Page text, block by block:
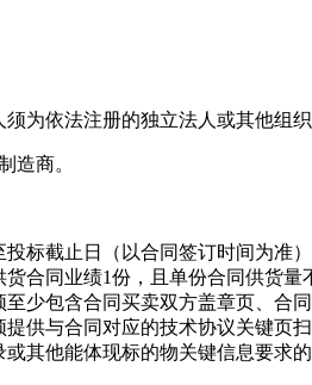
为依法注册的独立法人或其他组织
造商。
标截止日（以合同签订时间为准
合同业绩1份，且单份合同供货
少包含合同买卖双方盖章页、合
供与合同对应的技术协议关键页
其他能体现标的物关键信息要求